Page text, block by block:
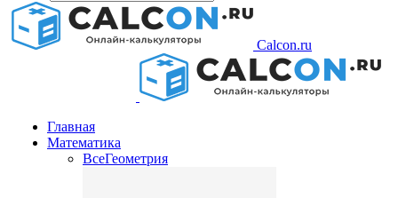
Calcon.ru
Главная
Математика
ВсеГеометрия